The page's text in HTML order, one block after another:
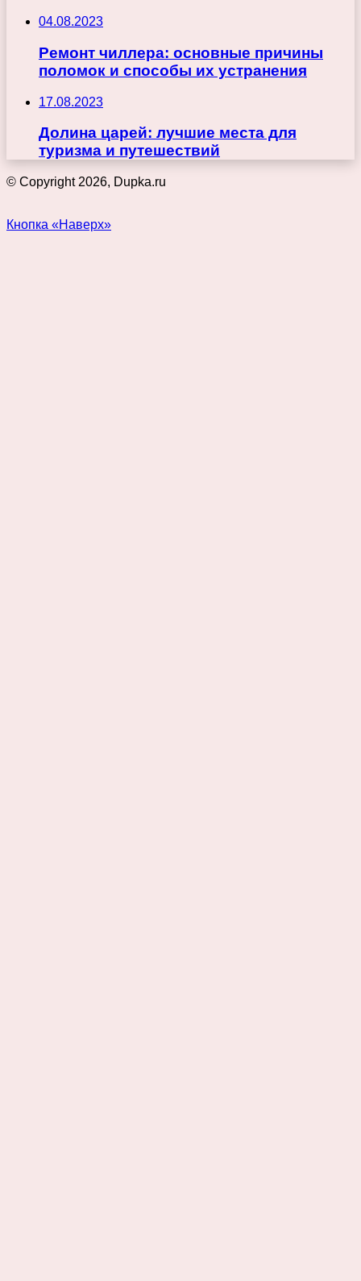
04.08.2023
Ремонт чиллера: основные причины
поломок и способы их устранения
17.08.2023
Долина царей: лучшие места для
туризма и путешествий
© Copyright 2026, Dupka.ru
Кнопка «Наверх»